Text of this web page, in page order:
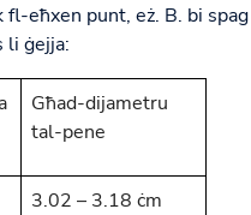
eħxen punt, eż. B. bi
li ġejja:
Għad-dijametru
tal-pene
3.02 – 3.18 ċm